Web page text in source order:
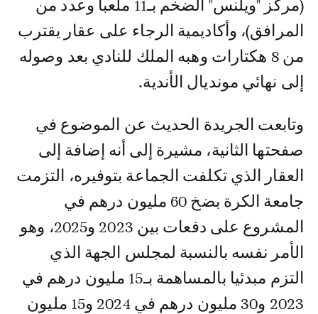
(مركز "ويلنس" الضخم بـ11 ملعبا وعدد من
المرافق)، وأكاديمية الرجاء على عقار يقترب
من 8 هكتارات وهبه الملك للنادي بعد وصوله
إلى نهائي مونديال الأندية.
وتابعت الجريدة الحديث عن الموضوع في
صفحتها الثانية، مشيرة إلى أنه إضافة إلى
العقار الذي تكلفت الجماعة بتوفيره، التزمت
جامعة الكرة بضخ 60 مليون درهم في
المشروع على دفعات بين 2023 و2025، وهو
الأمر نفسه بالنسبة لمجلس الجهة الذي
التزم مبدئيا بالمساهمة بـ15 مليون درهم في
2023 و30 مليون درهم في 2024 و15 مليون